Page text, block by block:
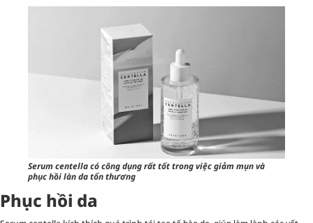
Serum centella có công dụng rất tốt trong việc giảm mụn và
phục hồi làn da tổn thương
Phục hồi da